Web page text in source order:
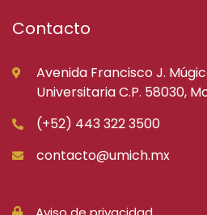
Contacto
Avenida Francisco J.
Universitaria C.P. 58030,
(+52) 443 322 3500
contacto@umich.mx